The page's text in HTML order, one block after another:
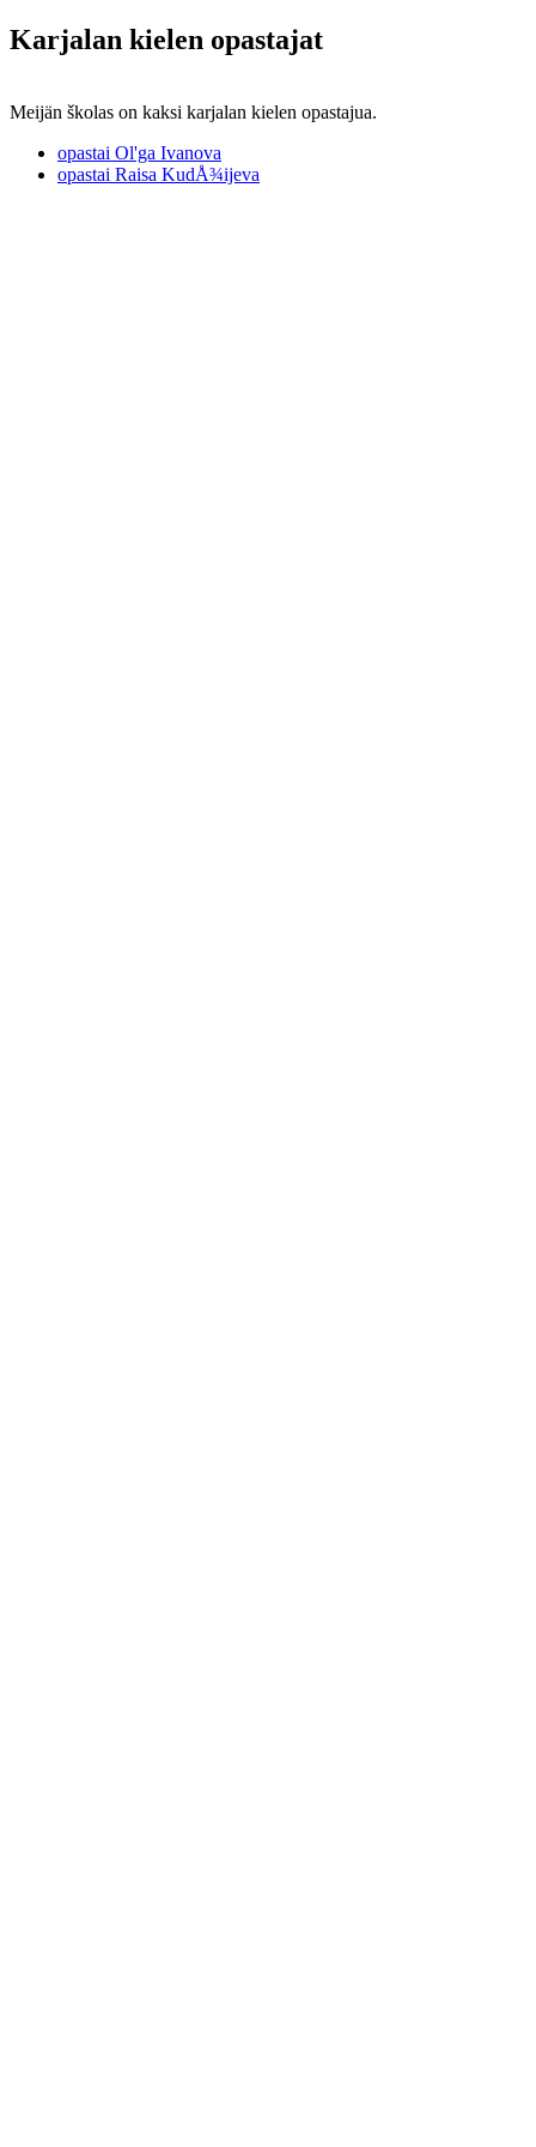
Karjalan kielen opastajat
Meijän školas on kaksi karjalan kielen opastajua.
opastai Ol'ga Ivanova
opastai Raisa KudÅ¾ijeva